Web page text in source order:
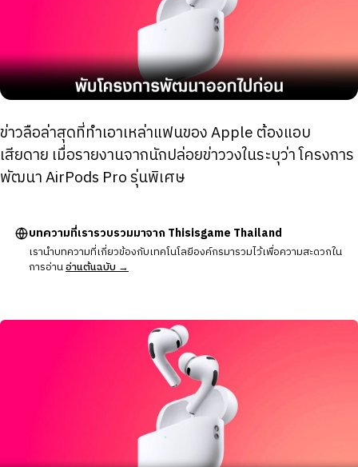
ข่าวลือล่าสุดที่ทำเอาเหล่าแฟนของ Apple ต้องแอบ
เสียดาย เมื่อรายงานจากนักปล่อยข่าววงในระบุว่า โครงการ
พัฒนา AirPods Pro รุ่นพิเศษ
บทความที่เรารวบรวมมาจาก Thisisgame Thailand
เรานำบทความที่เกี่ยวข้องกับเทคโนโลยีองค์กรมารวมไว้เพื่อความสะดวกใน
การอ่านอ่านต้นฉบับ →